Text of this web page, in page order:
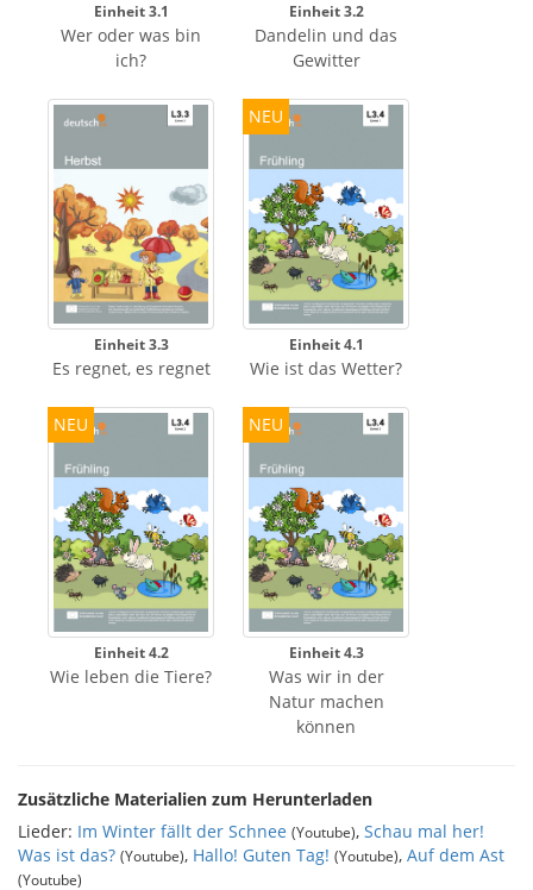
Einheit 3.1
Wer oder was bin
ich?
Einheit 3.2
Dandelin und das
Gewitter
Einheit 3.3
Es regnet, es regnet
NEU
Einheit 4.1
Wie ist das Wetter?
NEU
Einheit 4.2
Wie leben die Tiere?
NEU
Einheit 4.3
Was wir in der
Natur machen
können
Zusätzliche Materialien zum Herunterladen
Lieder: Im Winter fällt der Schnee (Youtube), Schau mal her!
Was ist das? (Youtube), Hallo! Guten Tag! (Youtube), Auf dem Ast
(Youtube)